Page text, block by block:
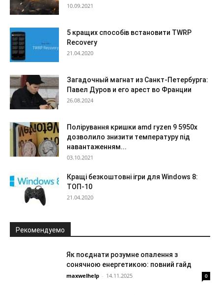
10.09.2021
5 кращих способів встановити TWRP
Recovery
21.04.2020
Загадочный магнат из Санкт-Петербурга:
Павел Дуров и его арест во Франции
26.08.2024
Полірування кришки amd ryzen 9 5950x
дозволило знизити температуру під
навантаженням...
03.10.2021
Кращі безкоштовні ігри для Windows 8:
ТОП-10
21.04.2020
Рекомендуемо
Як поєднати розумне опалення з
сонячною енергетикою: повний гайд
maxwelhelp - 14.11.2025 0